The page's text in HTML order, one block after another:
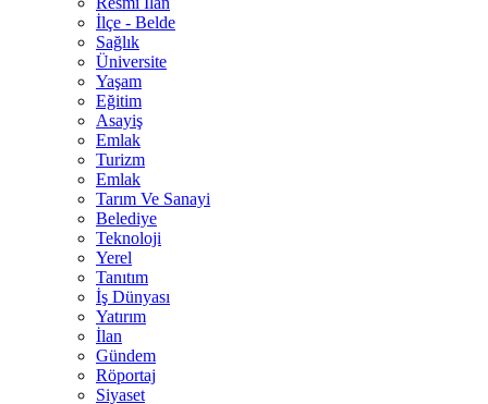
İlçe - Belde
Sağlık
Üniversite
Yaşam
Eğitim
Asayiş
Emlak
Turizm
Emlak
Tarım Ve Sanayi
Belediye
Teknoloji
Yerel
Tanıtım
İş Dünyası
Yatırım
İlan
Gündem
Röportaj
Siyaset